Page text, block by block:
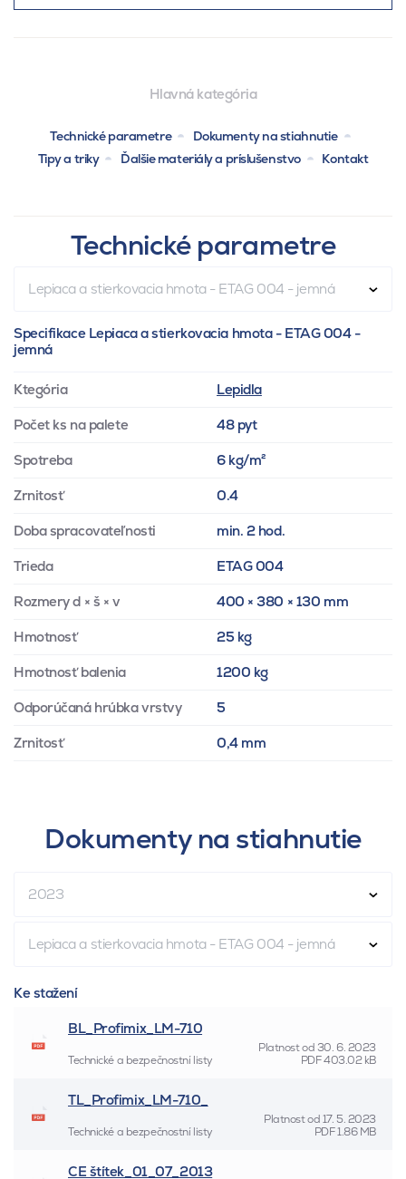
Hlavná kategória
Technické parametre
Dokumenty na stiahnutie
Tipy a triky
Ďalšie materiály a príslušenstvo Kontakt
Technické parametre
Lepiaca a stierkovacia hmota - ETAG 004 - jemná
Specifikace Lepiaca a stierkovacia hmota - ETAG 004 -
jemná
Ktegória Lepidla
Počet ks na palete 48 pyt
Spotreba 6 kg/m²
Zrnitosť 0.4
Doba spracovateľnosti min. 2 hod.
Trieda ETAG 004
Rozmery d × š × v 400 × 380 × 130 mm
Hmotnosť 25 kg
Hmotnosť balenia 1200 kg
Odporúčaná hrúbka vrstvy 5
Zrnitosť 0,4 mm
Dokumenty na stiahnutie
2023
Lepiaca a stierkovacia hmota - ETAG 004 - jemná
Ke stažení
BL_Profimix_LM-710
Platnost od 30. 6. 2023
Technické a bezpečnostní listy
PDF403.02 kB
TL_Profimix_LM-710_
Platnost od17. 5. 2023
Technické a bezpečnostní listy
PDF1.86 MB
CE štítek_01_07_2013